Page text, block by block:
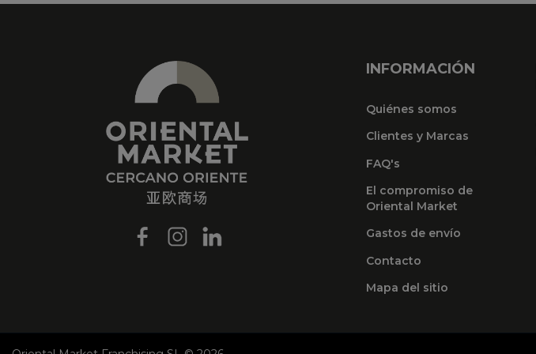
INFORMACIÓN
Quiénes somos
Clientes y Marcas
FAQ's
El compromiso de
Oriental Market
Gastos de envío
Contacto
Mapa del sitio